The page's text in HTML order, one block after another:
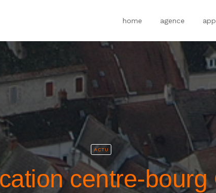
home agence
ACTU
centre-bourg